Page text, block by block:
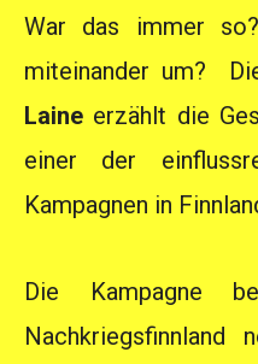
War das immer
miteinander um?
Laine erzählt die
einer der
Kampagnen in
Die Kampagne
Nachkriegsfinnland